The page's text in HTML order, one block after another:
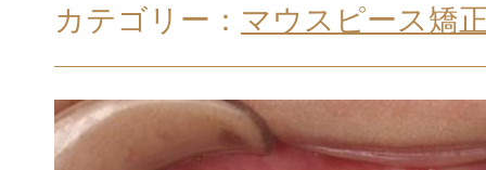
カテゴリー： マウスピース矯